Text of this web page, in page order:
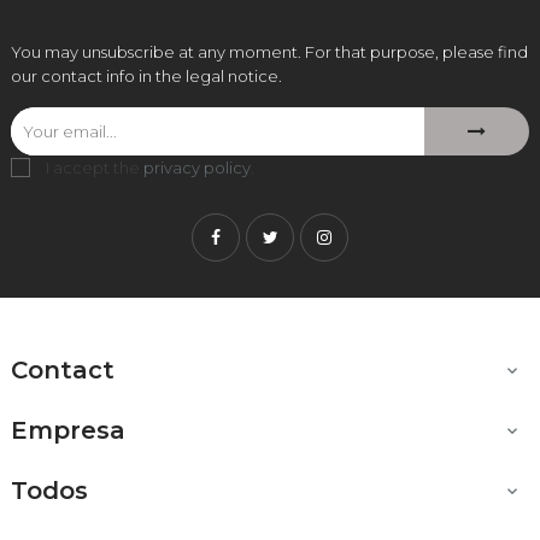
You may unsubscribe at any moment. For that purpose, please find
our contact info in the legal notice.
I accept the privacy policy
FacebookTwitterInstagram
Contact 
Empresa 
Todos 